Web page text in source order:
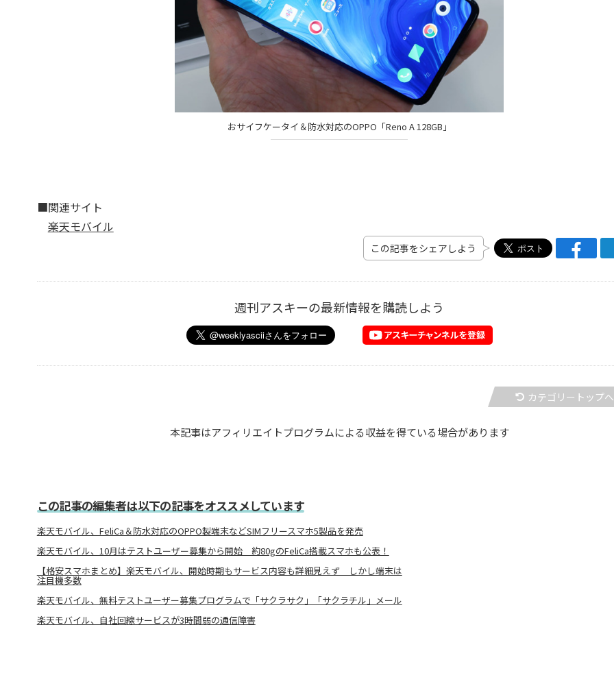
おサイフケータイ＆防水対応のOPPO「Reno A 128GB」
■関連サイト
楽天モバイル
この記事をシェアしよう
週刊アスキーの最新情報を購読しよう
カテゴリートップへ
本記事はアフィリエイトプログラムによる収益を得ている場合があります
この記事の編集者は以下の記事をオススメしています
楽天モバイル、FeliCa＆防水対応のOPPO製端末などSIMフリースマホ5製品を発売
楽天モバイル、10月はテストユーザー募集から開始 約80gのFeliCa搭載スマホも公表！
【格安スマホまとめ】楽天モバイル、開始時期もサービス内容も詳細見えず しかし端末は
注目機多数
楽天モバイル、無料テストユーザー募集プログラムで「サクラサク」「サクラチル」メール
楽天モバイル、自社回線サービスが3時間弱の通信障害